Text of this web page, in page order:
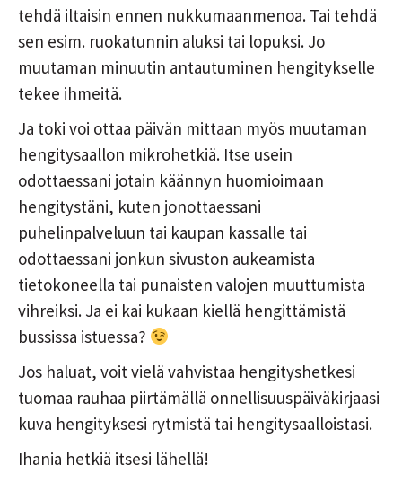
tehdä iltaisin ennen nukkumaanmenoa. Tai tehdä
sen esim. ruokatunnin aluksi tai lopuksi. Jo
muutaman minuutin antautuminen hengitykselle
tekee ihmeitä.
Ja toki voi ottaa päivän mittaan myös muutaman
hengitysaallon mikrohetkiä. Itse usein
odottaessani jotain käännyn huomioimaan
hengitystäni, kuten jonottaessani
puhelinpalveluun tai kaupan kassalle tai
odottaessani jonkun sivuston aukeamista
tietokoneella tai punaisten valojen muuttumista
vihreiksi. Ja ei kai kukaan kiellä hengittämistä
bussissa istuessa?
Jos haluat, voit vielä vahvistaa hengityshetkesi
tuomaa rauhaa piirtämällä onnellisuuspäiväkirjaasi
kuva hengityksesi rytmistä tai hengitysaalloistasi.
Ihania hetkiä itsesi lähellä!